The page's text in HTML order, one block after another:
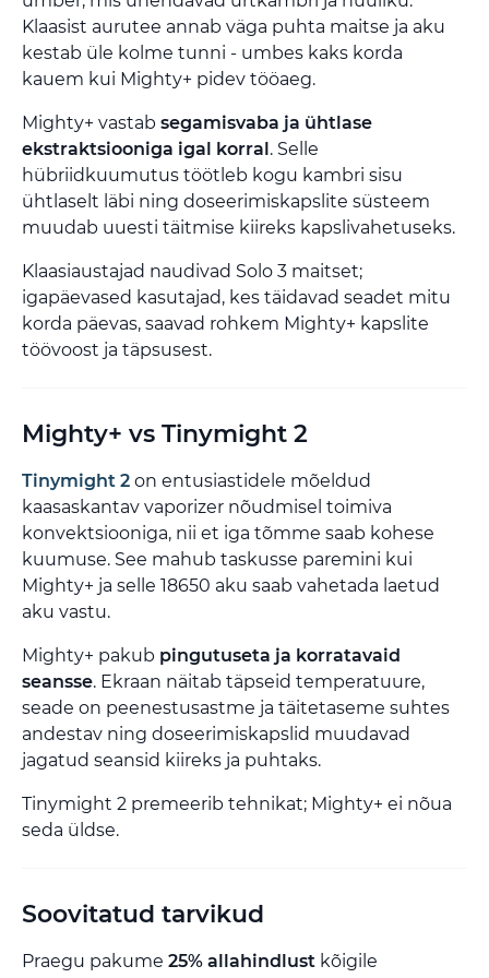
Klaasist aurutee annab väga puhta maitse ja aku
kestab üle kolme tunni - umbes kaks korda
kauem kui Mighty+ pidev tööaeg.
Mighty+ vastab segamisvaba ja ühtlase
ekstraktsiooniga igal korral. Selle
hübriidkuumutus töötleb kogu kambri sisu
ühtlaselt läbi ning doseerimiskapslite süsteem
muudab uuesti täitmise kiireks kapslivahetuseks.
Klaasiaustajad naudivad Solo 3 maitset;
igapäevased kasutajad, kes täidavad seadet mitu
korda päevas, saavad rohkem Mighty+ kapslite
töövoost ja täpsusest.
Mighty+ vs Tinymight 2
Tinymight 2 on entusiastidele mõeldud
kaasaskantav vaporizer nõudmisel toimiva
konvektsiooniga, nii et iga tõmme saab kohese
kuumuse. See mahub taskusse paremini kui
Mighty+ ja selle 18650 aku saab vahetada laetud
aku vastu.
Mighty+ pakub pingutuseta ja korratavaid
seansse. Ekraan näitab täpseid temperatuure,
seade on peenestusastme ja täitetaseme suhtes
andestav ning doseerimiskapslid muudavad
jagatud seansid kiireks ja puhtaks.
Tinymight 2 premeerib tehnikat; Mighty+ ei nõua
seda üldse.
Soovitatud tarvikud
Praegu pakume 25% allahindlust kõigile